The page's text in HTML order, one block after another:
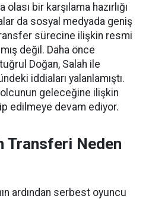
olası bir karşılama hazırlığı
da sosyal medyada geniş
sürecine ilişkin resmi
değil. Daha önce
Doğan, Salah ile
iddiaları yalanlamıştı.
geleceğine ilişkin
edilmeye devam ediyor.
Transferi Neden
ardından serbest oyuncu